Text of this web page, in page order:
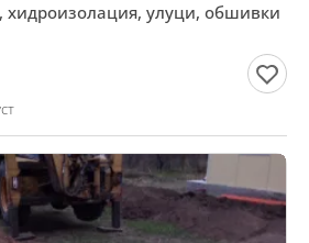
хидроизолация, улуци, обшивки